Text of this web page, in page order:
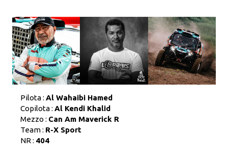
Pilota : Al Wahaibi Hamed
Copilota : Al Kendi Khalid
Mezzo : Can Am Maverick R
Team : R-X Sport
NR : 404